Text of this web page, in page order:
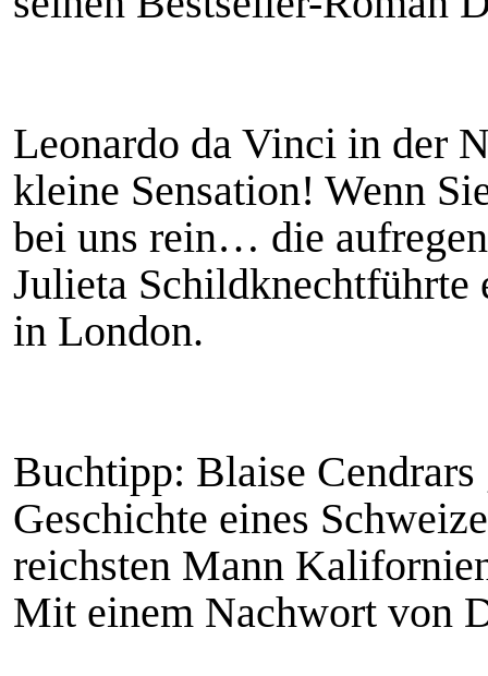
Leonardo da Vinci in der
kleine Sensation! Wenn
bei uns rein… die
Julieta Schildknechtführte
in London.
Buchtipp: Blaise
Geschichte eines
reichsten Mann
Mit einem Nachwort von